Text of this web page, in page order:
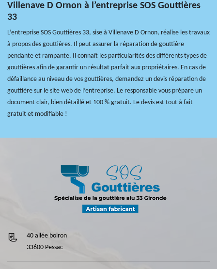
Villenave D Ornon à l’entreprise SOS Gouttières
33
L’entreprise SOS Gouttières 33, sise à Villenave D Ornon, réalise les travaux
à propos des gouttières. Il peut assurer la réparation de gouttière
pendante et rampante. Il connaît les particularités des différents types de
gouttières afin de garantir un résultat parfait aux propriétaires. En cas de
défaillance au niveau de vos gouttières, demandez un devis réparation de
gouttière sur le site web de l’entreprise. Le responsable vous prépare un
document clair, bien détaillé et 100 % gratuit. Le devis est tout à fait
gratuit et modifiable !
40 allée boiron
33600 Pessac